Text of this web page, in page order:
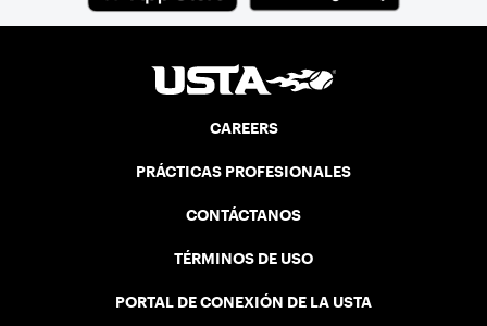
CAREERS
PRÁCTICAS PROFESIONALES
CONTÁCTANOS
TÉRMINOS DE USO
PORTAL DE CONEXIÓN DE LA USTA